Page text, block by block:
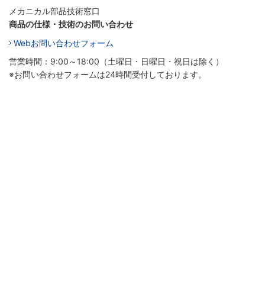
メカニカル部品技術窓口
商品の仕様・技術のお問い合わせ
Webお問い合わせフォーム
営業時間：9:00～18:00（土曜日・日曜日・祝日は除く）
※お問い合わせフォームは24時間受付しております。